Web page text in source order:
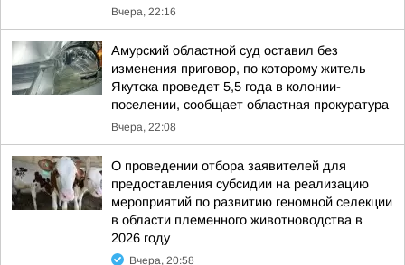
Вчера, 22:16
Амурский областной суд оставил без
изменения приговор, по которому житель
Якутска проведет 5,5 года в колонии-
поселении, сообщает областная прокуратура
Вчера, 22:08
О проведении отбора заявителей для
предоставления субсидии на реализацию
мероприятий по развитию геномной селекции
в области племенного животноводства в
2026 году
Вчера, 20:58